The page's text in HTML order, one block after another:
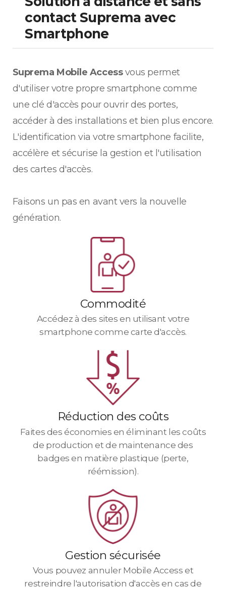
contact Suprema avec
Smartphone
Suprema Mobile Accessvous permet
d'utiliser votre propre smartphone comme
une clé d'accès pour ouvrir des portes,
accéder à des installations et bien plus encore.
L'identification via votre smartphone facilite,
accélère et sécurise la gestion et l'utilisation
des cartes d'accès.
Faisons un pas en avant vers la nouvelle
génération.
Commodité
Accédez à des sites en utilisant votre
smartphone comme carte d'accès.
Réduction des coûts
Faites des économies en éliminant les coûts
de production et de maintenance des
badges en matière plastique (perte,
réémission).
Gestion sécurisée
Vous pouvez annuler Mobile Access et
restreindre l'autorisation d'accès en cas de